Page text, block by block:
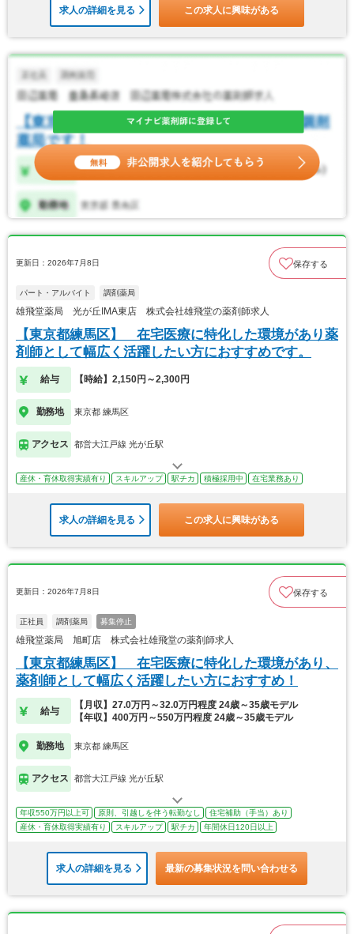
求人の詳細を見る この求人に興味がある
更新日：2026年7月8日 保存する
パート・アルバイト 調剤薬局
雄飛堂薬局 光が丘IMA東店 株式会社雄飛堂の薬剤師求人
【東京都練馬区】 在宅医療に特化した環境があり薬
剤師として幅広く活躍したい方におすすめです。
給与 【時給】2,150円～2,300円
勤務地 東京都 練馬区
アクセス 都営大江戸線 光が丘駅
産休・育休取得実績有り スキルアップ 駅チカ 積極採用中 在宅業務あり
求人の詳細を見る この求人に興味がある
更新日：2026年7月8日 保存する
正社員 調剤薬局 募集停止
雄飛堂薬局 旭町店 株式会社雄飛堂の薬剤師求人
【東京都練馬区】 在宅医療に特化した環境があり、
薬剤師として幅広く活躍したい方におすすめ！
給与
【月収】27.0万円～32.0万円程度 24歳～35歳モデル
【年収】400万円～550万円程度 24歳～35歳モデル
勤務地 東京都 練馬区
アクセス 都営大江戸線 光が丘駅
年収550万円以上可 原則、引越しを伴う転勤なし
住宅補助（手当）あり
産休・育休取得実績有り
スキルアップ 駅チカ 年間休日120日以上
求人の詳細を見る 最新の募集状況を問い合わせる